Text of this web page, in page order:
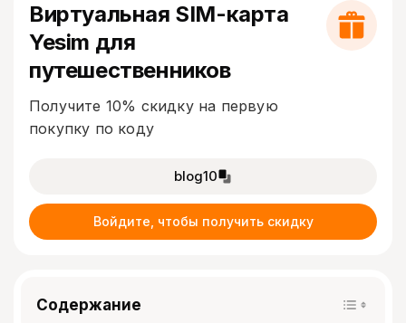
Виртуальная SIM-карта
Yesim для
путешественников
Получите 10% скидку на первую
покупку по коду
blog10
Войдите, чтобы получить скидку
Содержание